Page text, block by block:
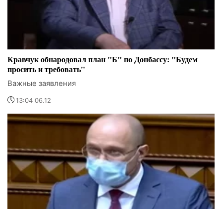
Кравчук обнародовал план "Б" по Донбассу: "Будем
просить и требовать"
Важные заявления
13:04 06.12